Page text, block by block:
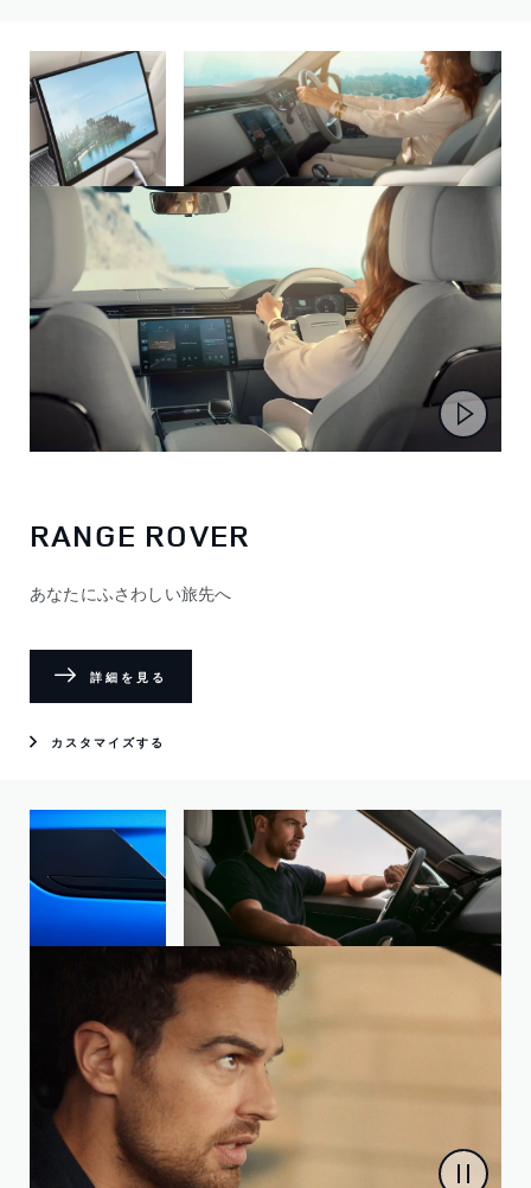
RANGE ROVER
あなたにふさわしい旅先へ
詳細を見る
カスタマイズする